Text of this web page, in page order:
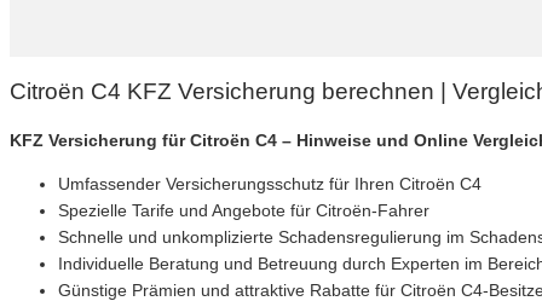
Citroën C4 KFZ Versicherung berechnen |
KFZ Versicherung für Citroën C4 – Hinweise und Online
Umfassender Versicherungsschutz für Ihren Citroën C4
Spezielle Tarife und Angebote für Citroën-Fahrer
Schnelle und unkomplizierte Schadensregulierung im
Individuelle Beratung und Betreuung durch Experten im
Günstige Prämien und attraktive Rabatte für Citroën C4-